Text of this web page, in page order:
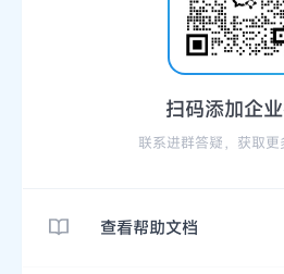
扫码添加企
联系进群答疑，获取更
查看帮助文档